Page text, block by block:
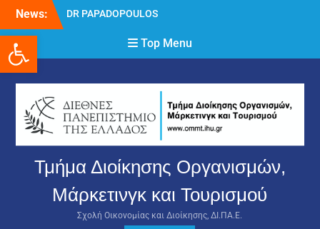
Ανοίξτε τη γραμμή εργαλείων
content
News:
DR PAPADOPOULOS
Δρ Παπαδόπουλος
Νικόλαος
δικαιολογητικών και
ενστάσεων για τη
χορήγηση του
στεγαστικού επιδόματος
ακαδημαϊκού έτους 2025-
2026.
Top Menu
Τμήμα Διοίκησης Οργανισμών,
Μάρκετινγκ και Τουρισμού
Σχολή Οικονομίας και Διοίκησης, ΔΙ.ΠΑ.Ε.